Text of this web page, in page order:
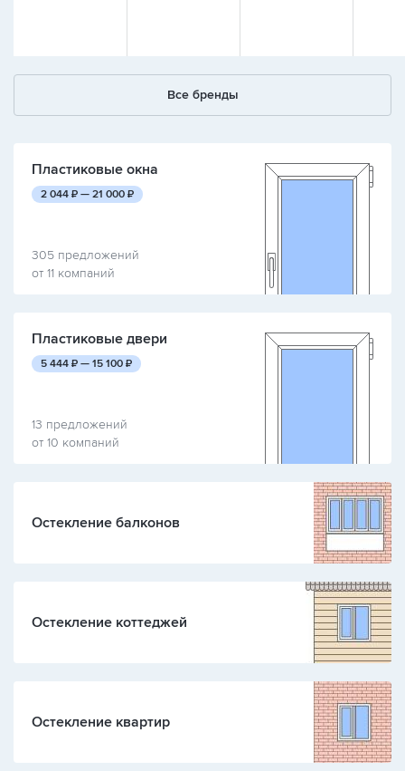
Все бренды
Пластиковые окна
2 044 руб.
₽ — 21 000 руб.
₽
305 предложений
от 11 компаний
Пластиковые двери
5 444 руб.
₽ — 15 100 руб.
₽
13 предложений
от 10 компаний
Остекление балконов
Остекление коттеджей
Остекление квартир